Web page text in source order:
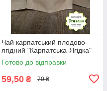
Чай карпатський плодово-
ягідний "Карпатська-Ягідка"
Готово до відправки
59,50 ₴ 70 ₴